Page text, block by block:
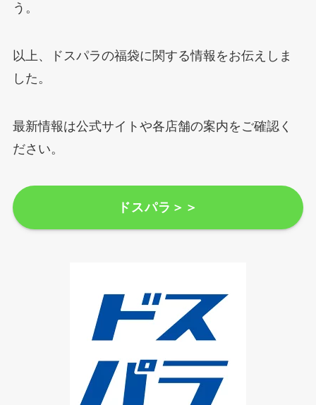
う。
以上、ドスパラの福袋に関する情報をお伝えしま
した。
最新情報は公式サイトや各店舗の案内をご確認く
ださい。
ドスパラ＞＞